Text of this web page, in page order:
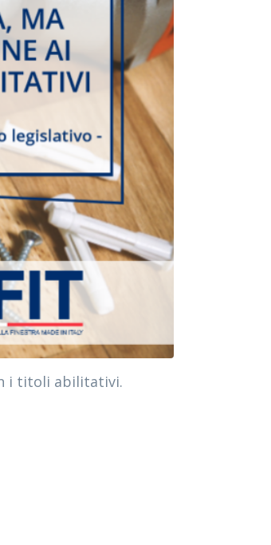
i titoli abilitativi.